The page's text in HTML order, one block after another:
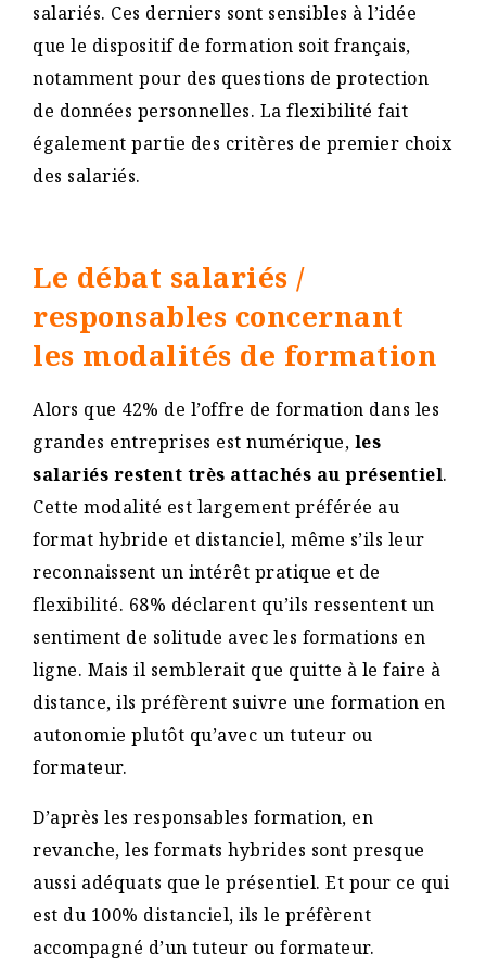
salariés. Ces derniers sont sensibles à l’idée
que le dispositif de formation soit français,
notamment pour des questions de protection
de données personnelles. La flexibilité fait
également partie des critères de premier choix
des salariés.
Le débat salariés /
responsables concernant
les modalités de formation
Alors que 42% de l’offre de formation dans les
grandes entreprises est numérique, les
salariés restent très attachés au présentiel.
Cette modalité est largement préférée au
format hybride et distanciel, même s’ils leur
reconnaissent un intérêt pratique et de
flexibilité. 68% déclarent qu’ils ressentent un
sentiment de solitude avec les formations en
ligne. Mais il semblerait que quitte à le faire à
distance, ils préfèrent suivre une formation en
autonomie plutôt qu’avec un tuteur ou
formateur.
D’après les responsables formation, en
revanche, les formats hybrides sont presque
aussi adéquats que le présentiel. Et pour ce qui
est du 100% distanciel, ils le préfèrent
accompagné d’un tuteur ou formateur.